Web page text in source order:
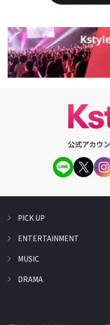
公式アカウ
PICK UP
ENTERTAINMENT
MUSIC
DRAMA